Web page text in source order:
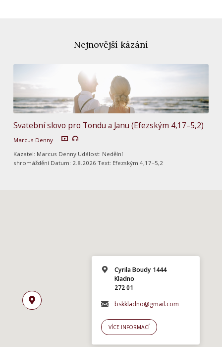
Nejnovější kázání
Svatební slovo pro Tondu a Janu (Efezským 4,17–5,2)
Marcus Denny
Kazatel: Marcus Denny Událost: Nedělní
shromáždění Datum: 2.8.2026 Text: Efezským 4,17–5,2
Cyrila Boudy 1444
Kladno
272 01
bskkladno@gmail.com
VÍCE INFORMACÍ